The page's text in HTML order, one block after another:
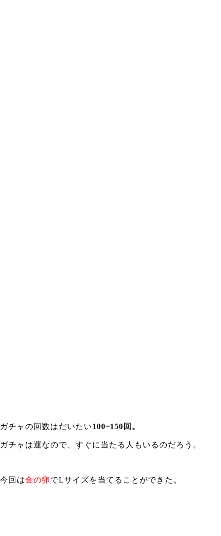
ガチャの回数はだいたい100~150回。
ガチャは運なので、すぐに当たる人もいるのだろう。
今回は金の卵でLサイズを当てることができた。